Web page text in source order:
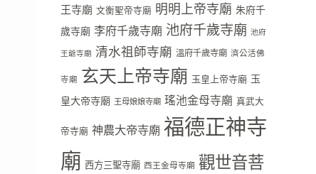
王寺廟 文衡聖帝寺廟 明明上帝寺廟 朱府千
歲寺廟 李府千歲寺廟 池府千歲寺廟 池府
王爺寺廟 清水祖師寺廟 溫府千歲寺廟 濟公活佛
寺廟 玄天上帝寺廟 玉皇上帝寺廟 玉
皇大帝寺廟 王母娘娘寺廟 瑤池金母寺廟 真武大
帝寺廟 神農大帝寺廟 福德正神寺
廟 西方三聖寺廟 西王金母寺廟 觀世音菩